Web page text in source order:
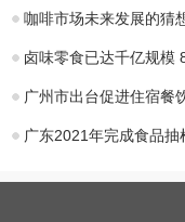
咖啡市场未来发展的猜
卤味零食已达千亿规模
广州市出台促进住宿餐
广东2021年完成食品